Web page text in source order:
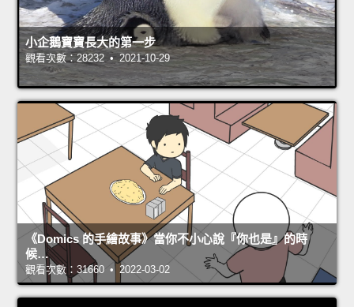
小企鵝寶寶長大的第一步
觀看次數：28232 • 2021-10-29
《Domics 的手繪故事》當你不小心說『你也是』的時
候…
觀看次數：31660 • 2022-03-02